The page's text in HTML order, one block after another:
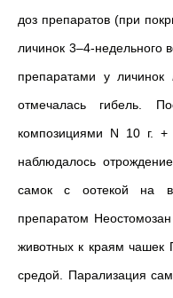
доз препаратов (при
личинок 3–4-недельного
препаратами у личинок
отмечалась гибель.
композициями N 10 г.
наблюдалось
самок с оотекой на
препаратом
животных к краям чашек
средой. Парализация